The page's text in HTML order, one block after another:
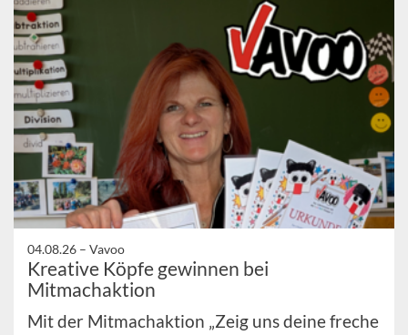
04.08.26 – Vavoo
Kreative Köpfe gewinnen bei
Mitmachaktion
Mit der Mitmachaktion „Zeig uns deine freche